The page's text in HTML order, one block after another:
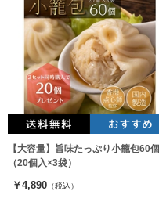
【大容量】旨味たっぷり小籠包60個
（20個入×3袋）
￥4,890 （税込）